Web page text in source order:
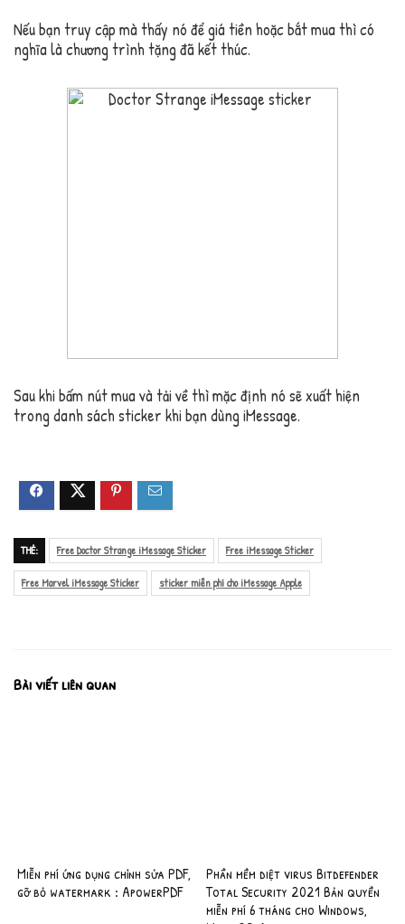
Nếu bạn truy cập mà thấy nó để giá tiền hoặc bắt mua thì có
nghĩa là chương trình tặng đã kết thúc.
Sau khi bấm nút mua và tải về thì mặc định nó sẽ xuất hiện
trong danh sách sticker khi bạn dùng iMessage.
THẺ: Free Doctor Strange iMessage Sticker Free iMessage Sticker
Free Marvel iMessage Sticker sticker miễn phí cho iMessage Apple
Bài viết liên quan
Miễn phí ứng dụng chỉnh sửa PDF,
gỡ bỏ watermark : ApowerPDF
Phần mềm diệt virus Bitdefender
Total Security 2021 Bản quyền
miễn phí 6 tháng cho Windows,